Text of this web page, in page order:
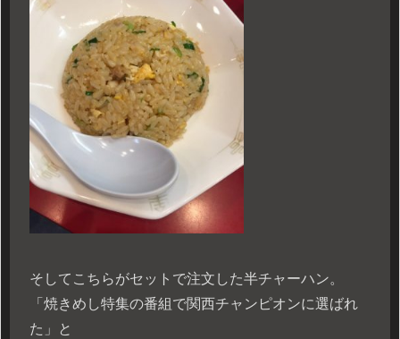
そしてこちらがセットで注文した半チャーハン。
「焼きめし特集の番組で関西チャンピオンに選ばれ
た」と